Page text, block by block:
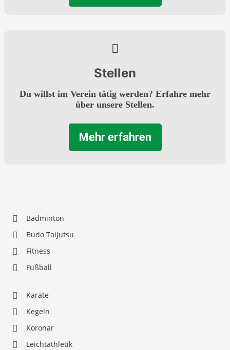
Stellen
Du willst im Verein tätig werden? Erfahre mehr
über unsere Stellen.
Mehr erfahren
Badminton
Budo Taijutsu
Fitness
Fußball
Karate
Kegeln
Koronar
Leichtathletik